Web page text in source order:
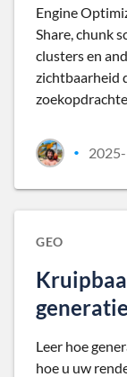
Engine
Share, chunk
clusters en
zichtbaarheid
•
GEO
Leer hoe
hoe u uw